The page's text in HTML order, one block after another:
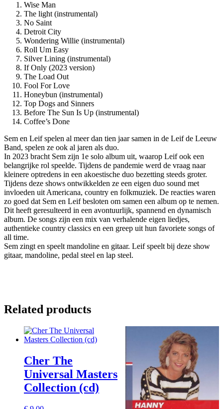
Wise Man
The light (instrumental)
No Saint
Detroit City
Wondering Willie (instrumental)
Roll Um Easy
Silver Lining (instrumental)
If Only (2023 version)
The Load Out
Fool For Love
Honeybun (instrumental)
Top Dogs and Sinners
Before The Sun Is Up (instrumental)
Coffee’s Done
Sem en Leif spelen al meer dan tien jaar samen in de Leif de Leeuw
Band, spelen ze ook al jaren als duo.
In 2023 bracht Sem zijn 1e solo album uit, waarop Leif ook een
belangrijke rol speelde. Tijdens de pandemie werd de vraag naar
kleinere optredens in een akoestische duo bezetting steeds groter.
Tijdens deze shows ontwikkelden ze een eigen duo sound met
invloeden uit Americana, country en folkmuziek. De reacties waren
zo goed dat Sem en Leif besloten om samen een album op te nemen.
Dit heeft geresulteerd in een avontuurlijk, spannend en dynamisch
album. De songs zijn een mix van verhalende eigen liedjes,
authentieke country classics en een greep uit hun favoriete songs of
all time.
Sem zingt en speelt mandoline en gitaar. Leif speelt bij deze show
gitaar, mandoline, pedal steel en lap steel.
Related products
Cher The
Universal Masters
Collection (cd)